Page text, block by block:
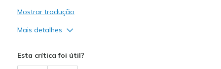
Mostrar tradução
Mais detalhes
Esta crítica foi útil?